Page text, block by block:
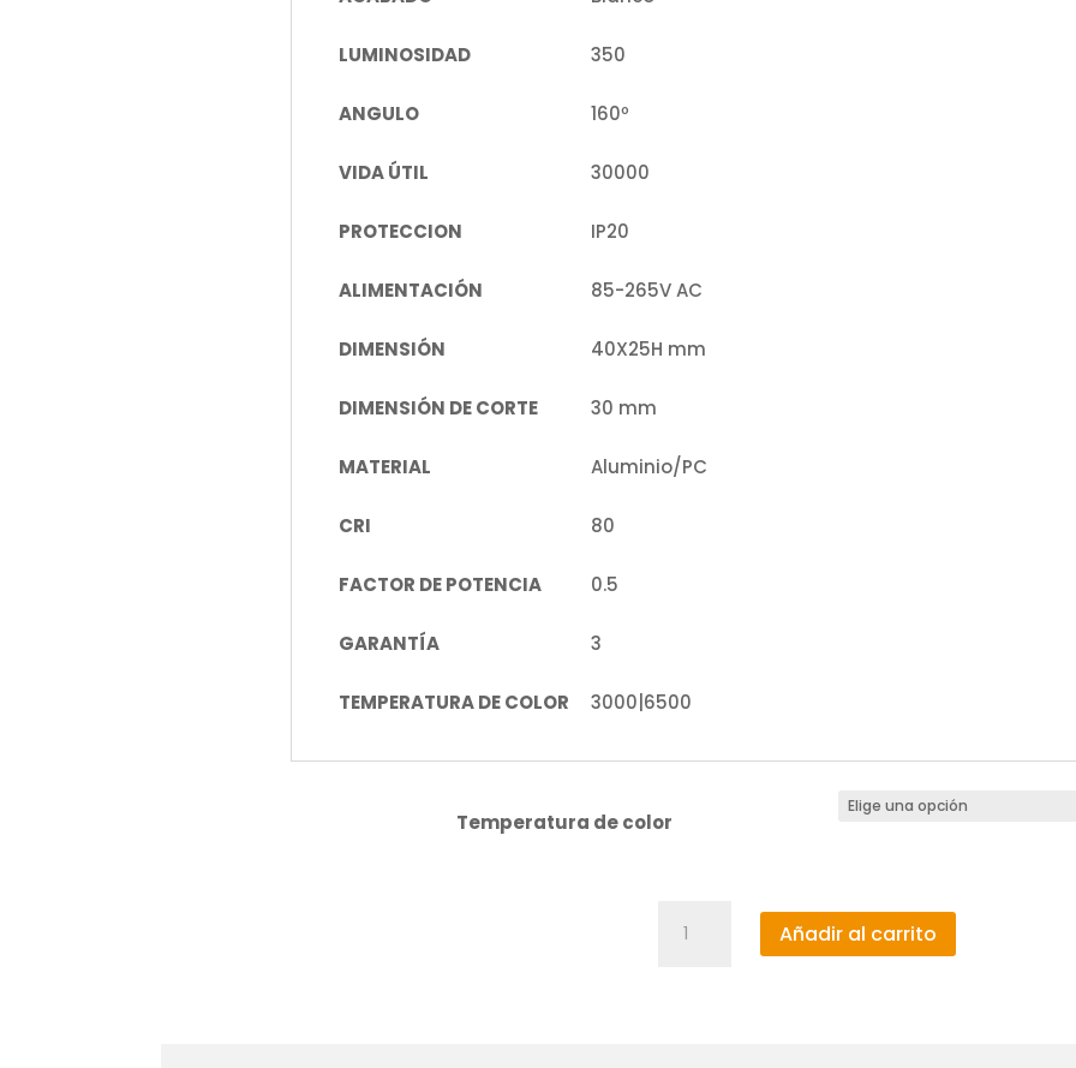
LUMINOSIDAD 350
ANGULO 160º
VIDA ÚTIL 30000
PROTECCION IP20
ALIMENTACIÓN 85-265V AC
DIMENSIÓN 40X25H mm
DIMENSIÓN DE CORTE 30 mm
MATERIAL Aluminio/PC
CRI 80
FACTOR DE POTENCIA 0.5
GARANTÍA 3
TEMPERATURA DE COLOR 3000|6500
Temperatura de color
Led
Añadir al carrito